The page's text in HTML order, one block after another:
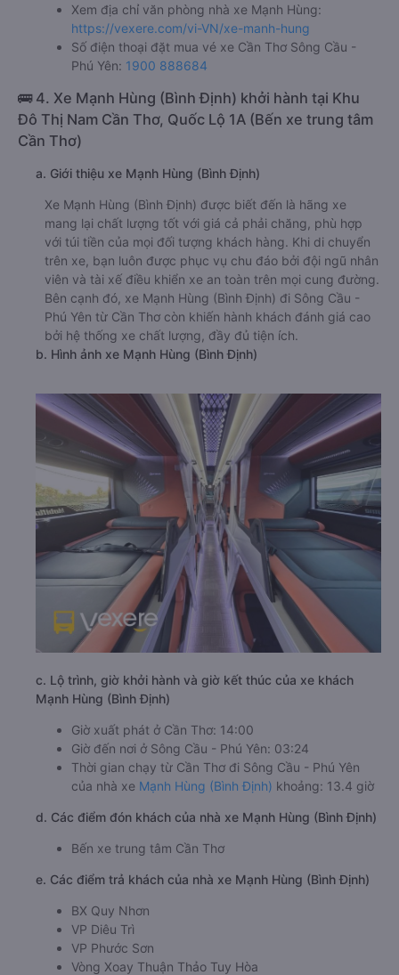
Xem địa chỉ văn phòng nhà xe Mạnh Hùng:
https://vexere.com/vi-VN/xe-manh-hung
Số điện thoại đặt mua vé xe Cần Thơ Sông Cầu -
Phú Yên: 1900 888684
🚌 4. Xe Mạnh Hùng (Bình Định) khởi hành tại Khu
Đô Thị Nam Cần Thơ, Quốc Lộ 1A (Bến xe trung tâm
Cần Thơ)
a. Giới thiệu xe Mạnh Hùng (Bình Định)
Xe Mạnh Hùng (Bình Định) được biết đến là hãng xe
mang lại chất lượng tốt với giá cả phải chăng, phù hợp
với túi tiền của mọi đối tượng khách hàng. Khi di chuyển
trên xe, bạn luôn được phục vụ chu đáo bởi đội ngũ nhân
viên và tài xế điều khiển xe an toàn trên mọi cung đường.
Bên cạnh đó, xe Mạnh Hùng (Bình Định) đi Sông Cầu -
Phú Yên từ Cần Thơ còn khiến hành khách đánh giá cao
bởi hệ thống xe chất lượng, đầy đủ tiện ích.
b. Hình ảnh xe Mạnh Hùng (Bình Định)
c. Lộ trình, giờ khởi hành và giờ kết thúc của xe khách
Mạnh Hùng (Bình Định)
Giờ xuất phát ở Cần Thơ: 14:00
Giờ đến nơi ở Sông Cầu - Phú Yên: 03:24
Thời gian chạy từ Cần Thơ đi Sông Cầu - Phú Yên
của nhà xe Mạnh Hùng (Bình Định) khoảng: 13.4 giờ
d. Các điểm đón khách của nhà xe Mạnh Hùng (Bình Định)
Bến xe trung tâm Cần Thơ
e. Các điểm trả khách của nhà xe Mạnh Hùng (Bình Định)
BX Quy Nhơn
VP Diêu Trì
VP Phước Sơn
Vòng Xoay Thuận Thảo Tuy Hòa